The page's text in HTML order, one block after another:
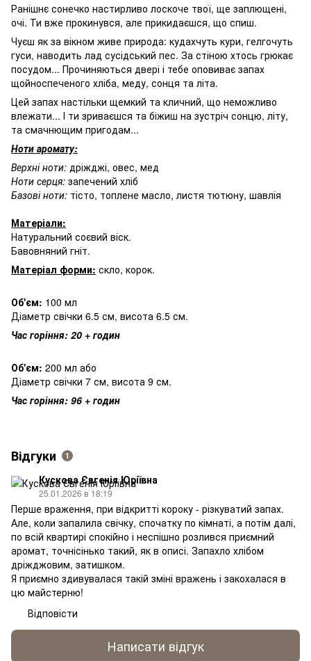
Ранішнє сонечко настирливо лоскоче твої, ще заплющені,
очі. Ти вже прокинувся, але прикидаєшся, що спиш.
Чуєш як за вікном живе природа: кудахчуть кури, гелгочуть
гуси, наводить лад сусідський пес. За стіною хтось грюкає
посудом... Прочиняються двері і тебе оповиває запах
щойноспеченого хліба, меду, сонця та літа.
Цей запах настільки щемкий та кличний, що неможливо
влежати... І ти зриваєшся та біжиш на зустріч сонцю, літу,
та смачнющим пригодам...
Ноти аромату:
Верхні ноти: дріжджі, овес, мед
Ноти серця: запечений хліб
Базові ноти: тісто, топлене масло, листя тютюну, шавлія
Матеріали:
Натуральний соєвий віск.
Бавовняний гніт.
Матеріал форми: скло, корок.
Об'єм: 100 мл
Діаметр свічки 6.5 см, висота 6.5 см.
Час горіння: 20 + годин
Об'єм: 200 мл або
Діаметр свічки 7 см, висота 9 см.
Час горіння: 96 + годин
Відгуки 1
Кускова Євгенія Юріївна
25.01.2026 в 18:19
Перше враження, при відкритті короку - різкуватий запах.
Але, коли запалила свічку, спочатку по кімнаті, а потім далі,
по всій квартирі спокійно і неспішно розлився приємний
аромат, точнісінько такий, як в описі. Запахло хлібом
дріжджовим, затишком.
Я приємно здивувалася такій зміні вражень і закохалася в
цю майстерню!
Відповісти
Написати відгук